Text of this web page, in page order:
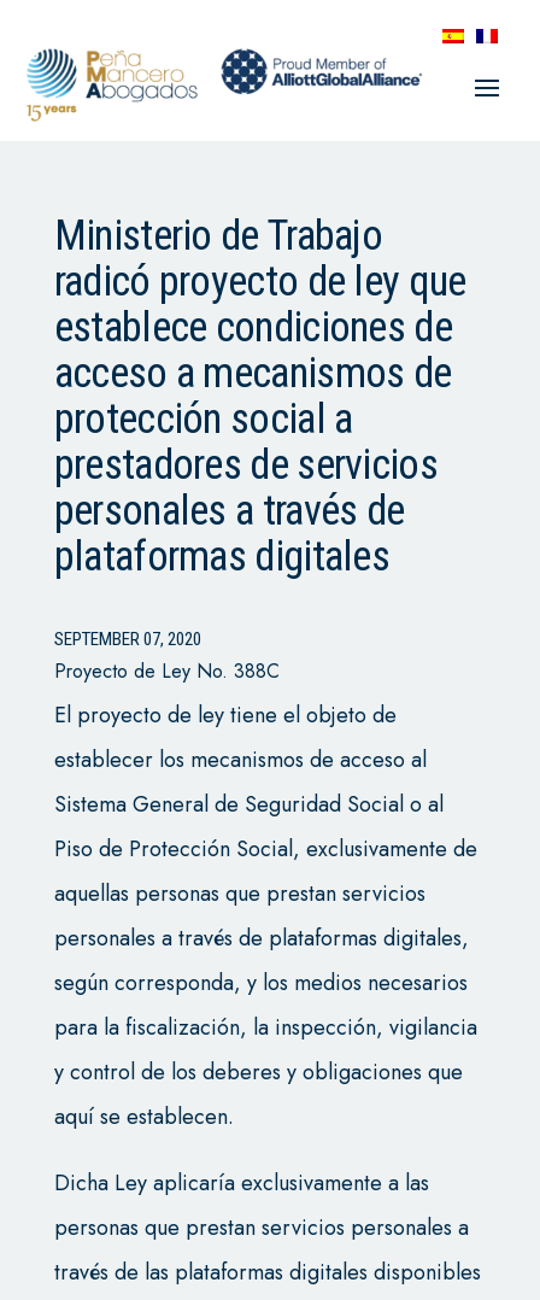
Ministerio de Trabajo
radicó proyecto de ley que
establece condiciones de
acceso a mecanismos de
protección social a
prestadores de servicios
personales a través de
plataformas digitales
SEPTEMBER 07, 2020
Proyecto de Ley No. 388C
El proyecto de ley tiene el objeto de
establecer los mecanismos de acceso al
Sistema General de Seguridad Social o al
Piso de Protección Social, exclusivamente de
aquellas personas que prestan servicios
personales a través de plataformas digitales,
según corresponda, y los medios necesarios
para la fiscalización, la inspección, vigilancia
y control de los deberes y obligaciones que
aquí se establecen.
Dicha Ley aplicaría exclusivamente a las
personas que prestan servicios personales a
través de las plataformas digitales disponibles